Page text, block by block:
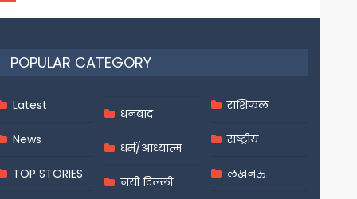
POPULAR CATEGORY
Latest
News
TOP STORIES
धनबाद
धर्म/आध्यात्म
नयी दिल्ली
राशिफल
राष्ट्रीय
लखनऊ